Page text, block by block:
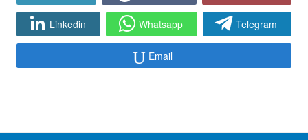
Linkedin Whatsapp Telegram
Email